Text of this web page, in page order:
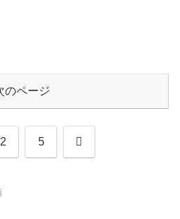
のページ
2 5 次